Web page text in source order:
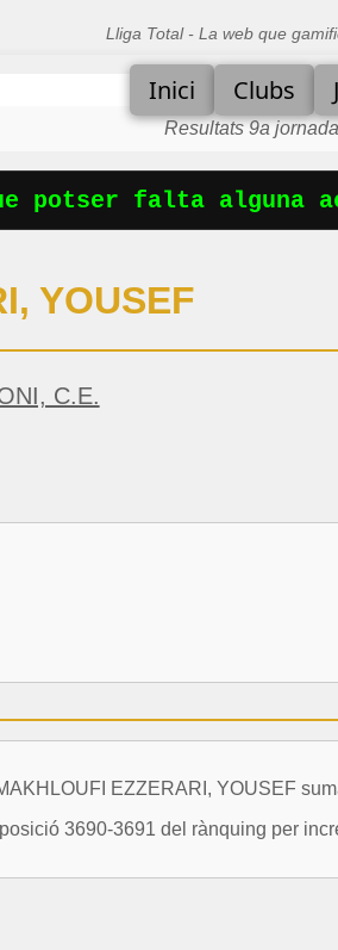
Lliga Total - La web que
Inici Clubs
Resultats 9a
potser falta alguna
YOUSEF
C.E.
EZZERARI, YOUSEF
3690-3691 del rànquing per